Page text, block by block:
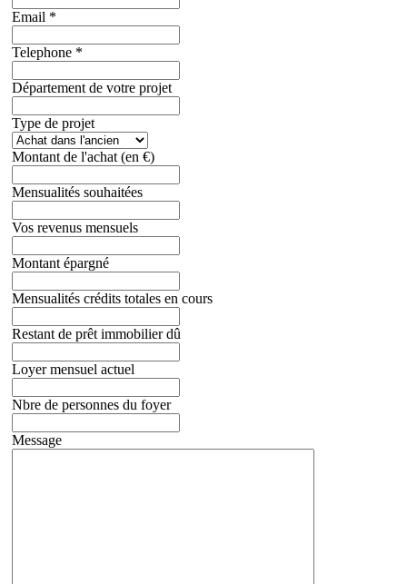
Email *
Telephone *
Département de votre projet
Type de projet
Montant de l'achat (en €)
Mensualités souhaitées
Vos revenus mensuels
Montant épargné
Mensualités crédits totales en cours
Restant de prêt immobilier dû
Loyer mensuel actuel
Nbre de personnes du foyer
Message